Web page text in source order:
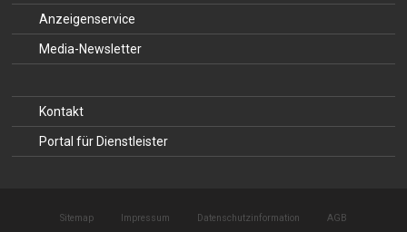
Anzeigenservice
Media-Newsletter
Kontakt
Portal für Dienstleister
Sitemap Impressum Datenschutzinformation
AGB